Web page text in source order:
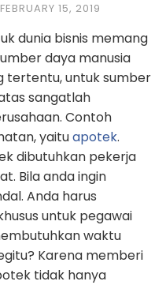
FEBRUARY 15, 2019
dunia bisnis memang
daya manusia
tertentu, untuk sumber
sangatlah
Contoh
yaituapotek.
dibutuhkan pekerja
Bila anda ingin
Anda harus
untuk pegawai
waktu
Karena memberi
tidak hanya